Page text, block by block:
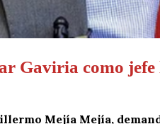
Gaviria como
Mejía Mejía,